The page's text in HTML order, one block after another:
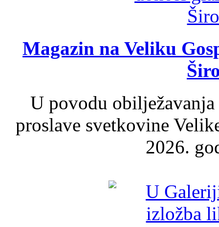
Magazin na Veliku
U povodu
proslave svetkovine
2026.